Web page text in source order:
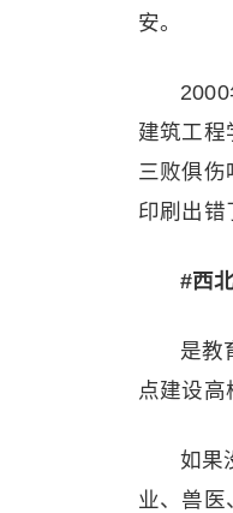
安。
建筑工程
三败俱
印刷出错
#西
是教
点建设
如果
业、兽医